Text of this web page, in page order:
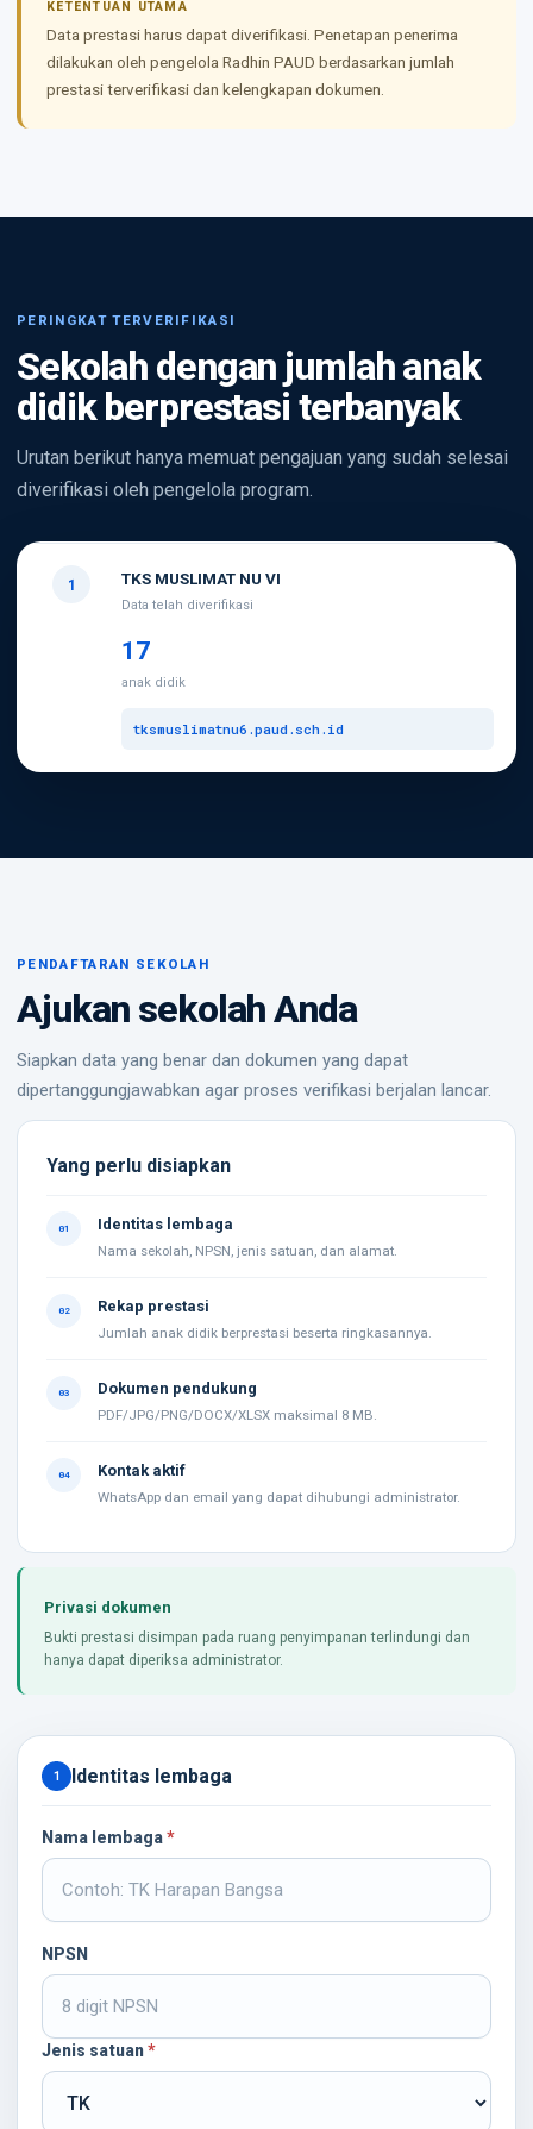
KETENTUAN UTAMA
Data prestasi harus dapat diverifikasi. Penetapan penerima
dilakukan oleh pengelola Radhin PAUD berdasarkan jumlah
prestasi terverifikasi dan kelengkapan dokumen.
PERINGKAT TERVERIFIKASI
Sekolah dengan jumlah anak
didik berprestasi terbanyak
Urutan berikut hanya memuat pengajuan yang sudah selesai
diverifikasi oleh pengelola program.
1 TKS MUSLIMAT NU VI
Data telah diverifikasi
17
anak didik
tksmuslimatnu6.paud.sch.id
PENDAFTARAN SEKOLAH
Ajukan sekolah Anda
Siapkan data yang benar dan dokumen yang dapat
dipertanggungjawabkan agar proses verifikasi berjalan lancar.
Yang perlu disiapkan
01 Identitas lembaga
Nama sekolah, NPSN, jenis satuan, dan alamat.
02 Rekap prestasi
Jumlah anak didik berprestasi beserta ringkasannya.
03 Dokumen pendukung
PDF/JPG/PNG/DOCX/XLSX maksimal 8 MB.
04 Kontak aktif
WhatsApp dan email yang dapat dihubungi administrator.
Privasi dokumen
Bukti prestasi disimpan pada ruang penyimpanan terlindungi dan
hanya dapat diperiksa administrator.
1 Identitas lembaga
Nama lembaga*
NPSN
Jenis satuan*